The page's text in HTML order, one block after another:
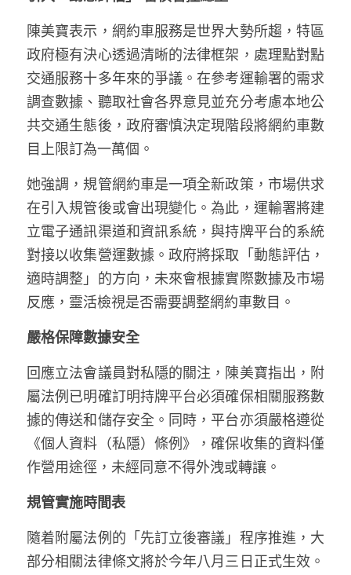
陳子遷律師專欄
羅浚軒專欄
溫志倫專欄
汪明欣專欄
莊豪鋒專欄
香港科技專上書院｜專欄
陳美寶表示，網約車服務是世界大勢所趨，特區
政府極有決心透過清晰的法律框架，處理點對點
交通服務十多年來的爭議。在參考運輸署的需求
調查數據、聽取社會各界意見並充分考慮本地公
共交通生態後，政府審慎決定現階段將網約車數
目上限訂為一萬個。
她強調，規管網約車是一項全新政策，市場供求
在引入規管後或會出現變化。為此，運輸署將建
立電子通訊渠道和資訊系統，與持牌平台的系統
對接以收集營運數據。政府將採取「動態評估，
適時調整」的方向，未來會根據實際數據及市場
反應，靈活檢視是否需要調整網約車數目。
嚴格保障數據安全
回應立法會議員對私隱的關注，陳美寶指出，附
屬法例已明確訂明持牌平台必須確保相關服務數
據的傳送和儲存安全。同時，平台亦須嚴格遵從
《個人資料（私隱）條例》，確保收集的資料僅
作營用途徑，未經同意不得外洩或轉讓。
規管實施時間表
隨着附屬法例的「先訂立後審議」程序推進，大
部分相關法律條文將於今年八月三日正式生效。